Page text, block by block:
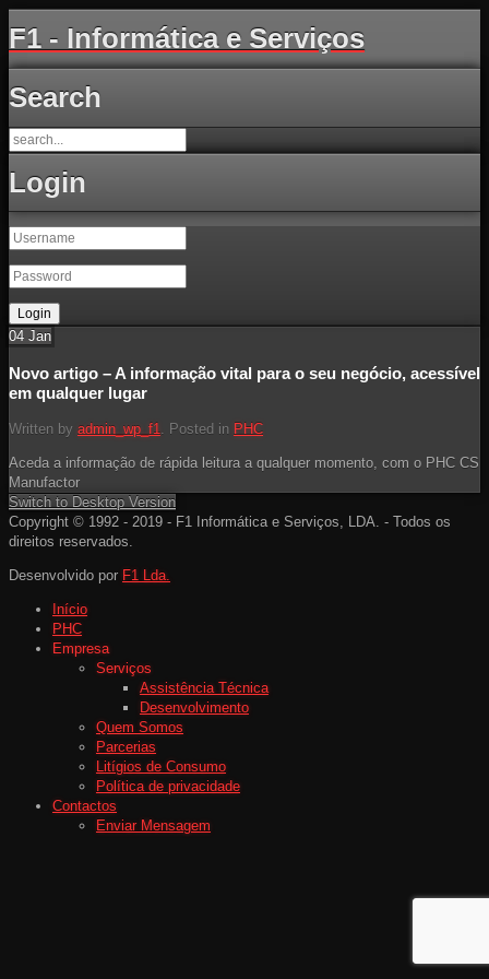
F1 - Informática e Serviços
Search
Login
04 Jan
Novo artigo – A informação vital para o seu negócio, acessível
em qualquer lugar
Written by admin_wp_f1 . Posted in PHC
Aceda a informação de rápida leitura a qualquer momento, com o PHC CS
Manufactor
Switch to Desktop Version
Copyright © 1992 - 2019 - F1 Informática e Serviços, LDA. - Todos os
direitos reservados.
Desenvolvido por F1 Lda.
Início
PHC
Empresa
Serviços
Assistência Técnica
Desenvolvimento
Quem Somos
Parcerias
Litígios de Consumo
Política de privacidade
Contactos
Enviar Mensagem